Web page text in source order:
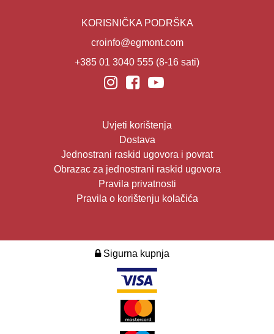
KORISNIČKA PODRŠKA
croinfo@egmont.com
+385 01 3040 555 (8-16 sati)
Uvjeti korištenja
Dostava
Jednostrani raskid ugovora i povrat
Obrazac za jednostrani raskid ugovora
Pravila privatnosti
Pravila o korištenju kolačića
Sigurna kupnja